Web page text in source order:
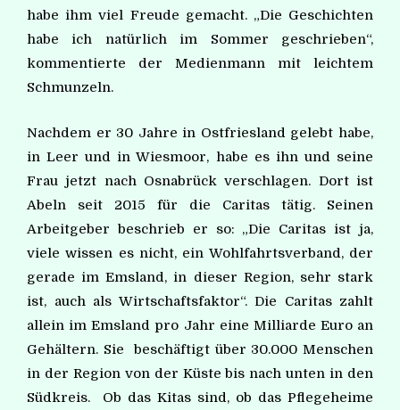
habe ihm viel Freude gemacht. „Die Geschichten
habe ich natürlich im Sommer geschrieben“,
kommentierte der Medienmann mit leichtem
Schmunzeln.
Nachdem er 30 Jahre in Ostfriesland gelebt habe,
in Leerund in Wiesmoor, habe es ihn und seine
Fraujetzt nach Osnabrückverschlagen. Dort ist
Abeln seit 2015 für die Caritas tätig. Seinen
Arbeitgeber beschrieb er so: „Die Caritas ist ja,
viele wissen es nicht, ein Wohlfahrtsverband, der
gerade im Emsland, in dieser Region, sehr stark
ist, auch als Wirtschaftsfaktor“. Die Caritas zahlt
allein im Emsland pro Jahr eine Milliarde Euro an
Gehältern. Sie beschäftigt über 30.000 Menschen
in der Region von der Küste bis nach unten in den
Südkreis. Ob das Kitas sind, ob das Pflegeheime